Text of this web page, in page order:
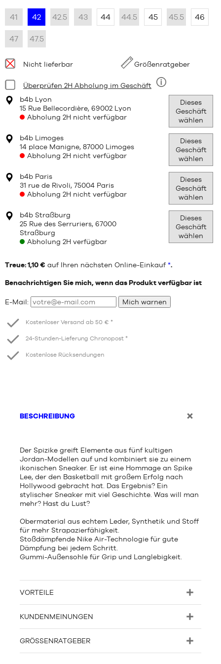
41 42 42.5 43 44 44.5 45 45.5 46
47 47.5
Verfügbarkeit:
Nicht lieferbar Größenratgeber
Bedingung:
Neun
Überprüfen 2H Abholung im Geschäft
b4b Lyon
15 Rue Bellecordière, 69002 Lyon
Abholung 2H nicht verfügbar
Dieses
Geschäft
wählen
b4b Limoges
14 place Manigne, 87000 Limoges
Abholung 2H nicht verfügbar
Dieses
Geschäft
wählen
b4b Paris
31 rue de Rivoli, 75004 Paris
Abholung 2H nicht verfügbar
Dieses
Geschäft
wählen
b4b Straßburg
25 Rue des Serruriers, 67000
Straßburg
Abholung 2H verfügbar
Dieses
Geschäft
wählen
Treue: 1,10 € auf Ihren nächsten Online-Einkauf *.
Benachrichtigen Sie mich, wenn das Produkt verfügbar ist
E-Mail: Mich warnen
Kostenloser Versand ab 50 € *
24-Stunden-Lieferung Chronopost *
Kostenlose Rücksendungen
BESCHREIBUNG
Der Spizike greift Elemente aus fünf kultigen
Jordan-Modellen auf und kombiniert sie zu einem
ikonischen Sneaker. Er ist eine Hommage an Spike
Lee, der den Basketball mit großem Erfolg nach
Hollywood gebracht hat. Das Ergebnis? Ein
stylischer Sneaker mit viel Geschichte. Was will man
mehr? Hast du Lust?
Obermaterial aus echtem Leder, Synthetik und Stoff
für mehr Strapazierfähigkeit.
Stoßdämpfende Nike Air-Technologie für gute
Dämpfung bei jedem Schritt.
Gummi-Außensohle für Grip und Langlebigkeit.
VORTEILE
KUNDENMEINUNGEN
GRÖSSENRATGEBER